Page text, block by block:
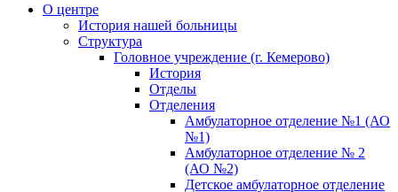
О центре
История нашей больницы
Структура
Головное учреждение (г. Кемерово)
История
Отделы
Отделения
Амбулаторное отделение №1 (АО
№1)
Амбулаторное отделение № 2
(АО №2)
Детское амбулаторное отделение